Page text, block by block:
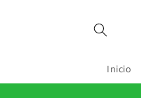
Inicio